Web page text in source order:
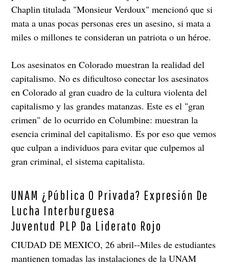
Chaplin titulada "Monsieur Verdoux" mencionó que si
mata a unas pocas personas eres un asesino, si mata a
miles o millones te consideran un patriota o un héroe.
Los asesinatos en Colorado muestran la realidad del
capitalismo. No es dificultoso conectar los asesinatos
en Colorado al gran cuadro de la cultura violenta del
capitalismo y las grandes matanzas. Este es el "gran
crimen" de lo ocurrido en Columbine: muestran la
esencia criminal del capitalismo. Es por eso que vemos
que culpan a individuos para evitar que culpemos al
gran criminal, el sistema capitalista.
UNAM ¿Pública O Privada? Expresión De
Lucha Interburguesa
Juventud PLP Da Liderato Rojo
CIUDAD DE MEXICO, 26 abril--Miles de estudiantes
mantienen tomadas las instalaciones de la UNAM